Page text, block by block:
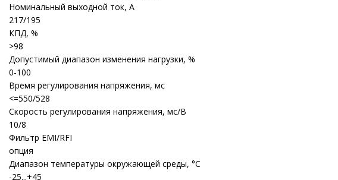
Номинальный выходной ток, А
217/195
КПД, %
>98
Допустимый диапазон изменения нагрузки, %
0-100
Время регулирования напряжения, мс
<=550/528
Скорость регулирования напряжения, мс/В
10/8
Фильтр EMI/RFI
опция
Диапазон температуры окружающей среды, °С
-25...+45